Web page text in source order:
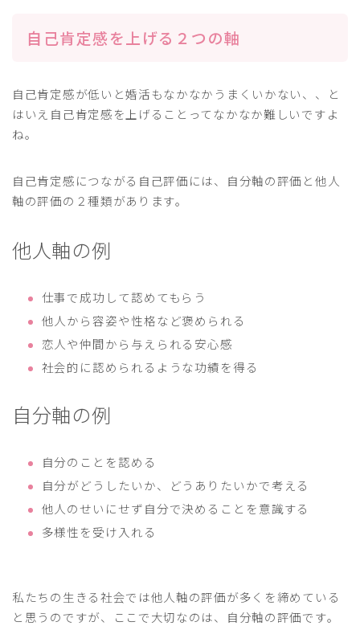
自己肯定感を上げる２つの軸
自己肯定感が低いと婚活もなかなかうまくいかない、、と
はいえ自己肯定感を上げることってなかなか難しいですよ
ね。
自己肯定感につながる自己評価には、自分軸の評価と他人
軸の評価の２種類があります。
他人軸の例
仕事で成功して認めてもらう
他人から容姿や性格など褒められる
恋人や仲間から与えられる安心感
社会的に認められるような功績を得る
自分軸の例
自分のことを認める
自分がどうしたいか、どうありたいかで考える
他人のせいにせず自分で決めることを意識する
多様性を受け入れる
私たちの生きる社会では他人軸の評価が多くを締めている
と思うのですが、ここで大切なのは、自分軸の評価です。